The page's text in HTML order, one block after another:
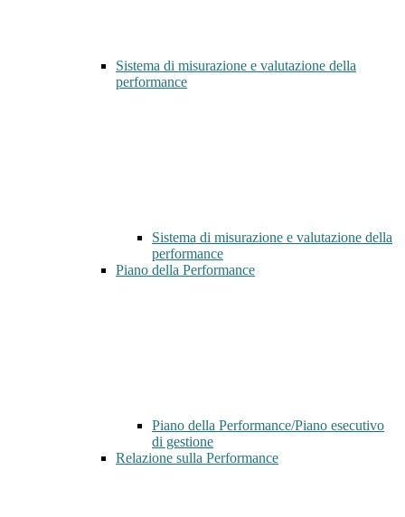
Sistema di misurazione e valutazione della
performance
Sistema di misurazione e valutazione della
performance
Piano della Performance
Piano della Performance/Piano esecutivo
di gestione
Relazione sulla Performance